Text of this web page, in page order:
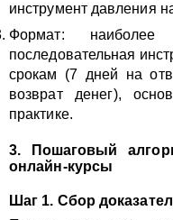
инструмент давления
Формат:
последовательная
срокам (7 дней на
возврат денег),
практике.
3. Пошаговый
онлайн-курсы
Шаг 1. Сбор